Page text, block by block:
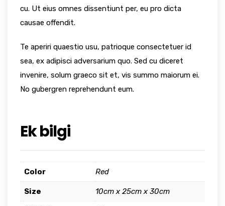
cu. Ut eius omnes dissentiunt per, eu pro dicta
causae offendit.
Te aperiri quaestio usu, patrioque consectetuer id
sea, ex adipisci adversarium quo. Sed cu diceret
invenire, solum graeco sit et, vis summo maiorum ei.
No gubergren reprehendunt eum.
Ek bilgi
Color Red
Size 10cm x 25cm x 30cm